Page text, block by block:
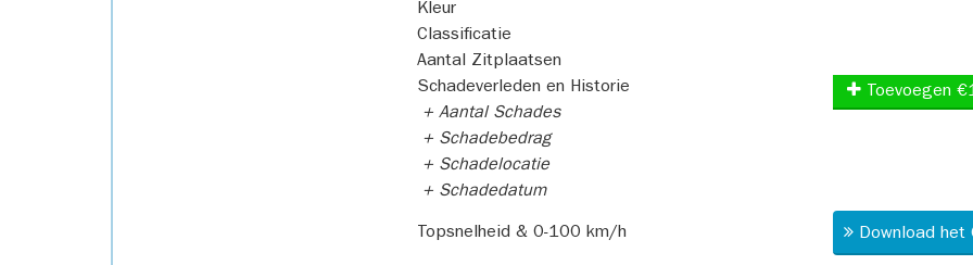
Kleur
Classificatie
Aantal Zitplaatsen
Schadeverleden en Historie
+ Aantal Schades
+ Schadebedrag
+ Schadelocatie
+ Schadedatum
Toevoegen
Topsnelheid & 0-100 km/h Download